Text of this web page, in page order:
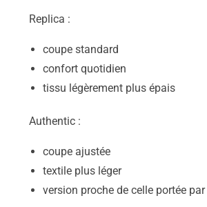
Replica :
coupe standard
confort quotidien
tissu légèrement plus épais
Authentic :
coupe ajustée
textile plus léger
version proche de celle portée